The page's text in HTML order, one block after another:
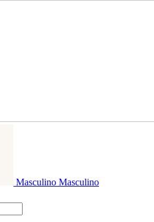
Masculino Masculino